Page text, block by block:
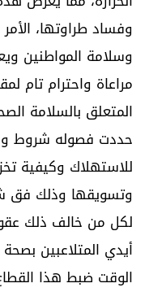
وفساد طراوتها،
وسلامة المواطنين
المتعلق بالسلامة
حددت فصوله شروط
للاستهلاك وكيفية
وتسويقها وذلك فق
لكل من خالف ذلك
أيدي المتلاعبين
الوقت ضبط هذا